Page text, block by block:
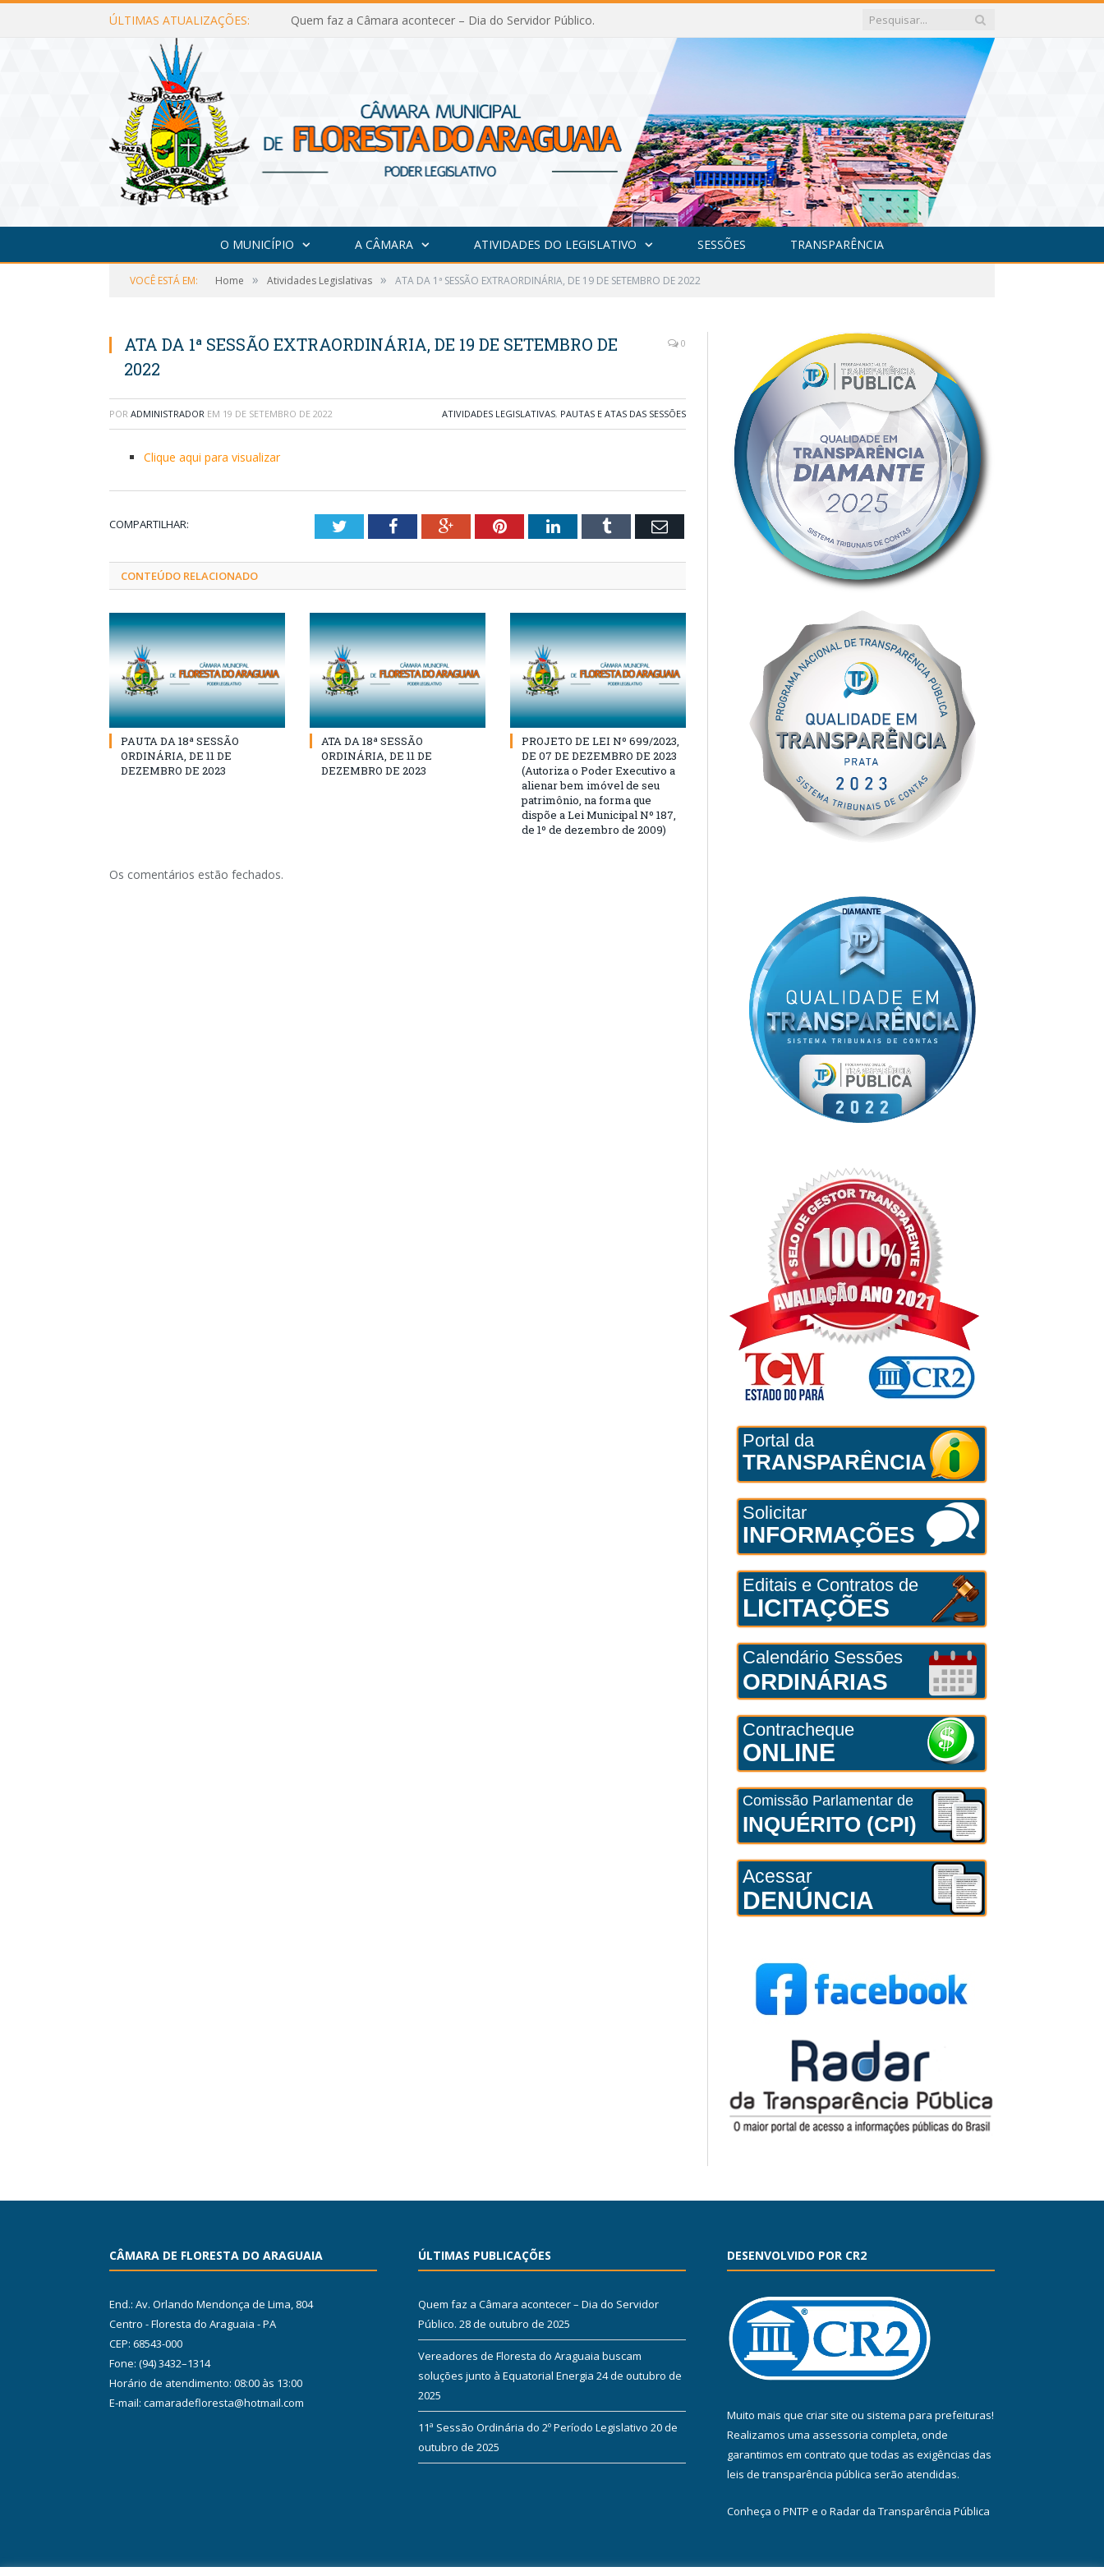
ÚLTIMAS ATUALIZAÇÕES: Quem faz a Câmara acontecer – Dia do Servidor Público.
O MUNICÍPIO A CÂMARA ATIVIDADES DO LEGISLATIVO SESSÕES TRANSPARÊNCIA
VOCÊ ESTÁ EM: Home » Atividades Legislativas » ATA DA 1ª SESSÃO EXTRAORDINÁRIA, DE 19 DE SETEMBRO DE 2022
ATA DA 1ª SESSÃO EXTRAORDINÁRIA, DE 19 DE SETEMBRO DE
2022
0
POR ADMINISTRADOR EM 19 DE SETEMBRO DE 2022 ATIVIDADES LEGISLATIVAS, PAUTAS E ATAS DAS SESSÕES
Clique aqui para visualizar
COMPARTILHAR: TwitterFacebookGoogle+PinterestLinkedInTumblr Email
CONTEÚDO RELACIONADO
PAUTA DA 18ª SESSÃO
ORDINÁRIA, DE 11 DE
DEZEMBRO DE 2023
ATA DA 18ª SESSÃO
ORDINÁRIA, DE 11 DE
DEZEMBRO DE 2023
PROJETO DE LEI Nº 699/2023,
DE 07 DE DEZEMBRO DE 2023
(Autoriza o Poder Executivo a
alienar bem imóvel de seu
patrimônio, na forma que
dispõe a Lei Municipal Nº 187,
de 1º de dezembro de 2009)
Os comentários estão fechados.
Portal da
TRANSPARÊNCIA
Solicitar
INFORMAÇÕES
Editais e Contratos de
LICITAÇÕES
Calendário Sessões
ORDINÁRIAS
Contracheque
ONLINE
Comissão Parlamentar de
INQUÉRITO (CPI)
Acessar
DENÚNCIA
CÂMARA DE FLORESTA DO ARAGUAIA
End.: Av. Orlando Mendonça de Lima, 804
Centro - Floresta do Araguaia - PA
CEP: 68543-000
Fone: (94) 3432–1314
Horário de atendimento: 08:00 às 13:00
E-mail: camaradefloresta@hotmail.com
ÚLTIMAS PUBLICAÇÕES
Quem faz a Câmara acontecer – Dia do Servidor
Público. 28 de outubro de 2025
Vereadores de Floresta do Araguaia buscam
soluções junto à Equatorial Energia 24 de outubro de
2025
11ª Sessão Ordinária do 2º Período Legislativo 20 de
outubro de 2025
DESENVOLVIDO POR CR2
Muito mais que criar site ou sistema para prefeituras!
Realizamos uma assessoria completa, onde
garantimos em contrato que todas as exigências das
leis de transparência pública serão atendidas.
Conheça o PNTP e o Radar da Transparência Pública